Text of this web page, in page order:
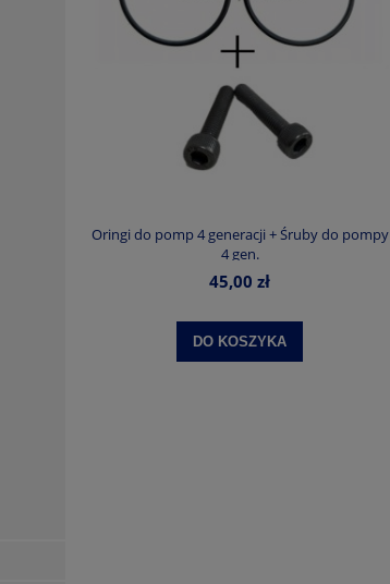
Oringi do pomp 4 generacji + Śruby do pompy
4 gen.
45,00 zł
DO KOSZYKA